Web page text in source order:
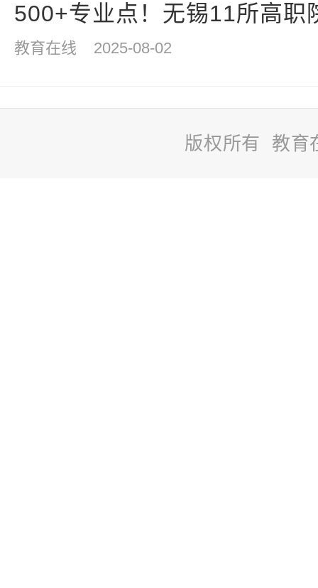
500+专业点！无锡11所高职
教育在线 2025-08-02
版权所有 教育